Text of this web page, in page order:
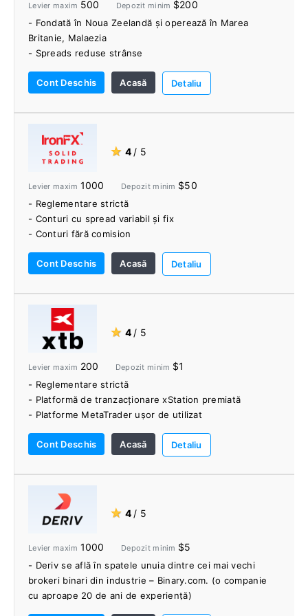
criptomonede.
Levier maxim 500 Depozit minim $200
- Fondată în Noua Zeelandă și operează în Marea
Britanie, Malaezia
- Spreads reduse strânse
amănuntul
- Număr mare de moduri de a reumple și de a retrage
fonduri
depunerea de fonduri.
- Sprijiniți comerțul social
Cont Deschis Acasă Detaliu
★ 4 / 5
Levier maxim 1000 Depozit minim $50
- Reglementare strictă
- Conturi cu spread variabil și fix
- Conturi fără comision
- Aplicația IronFX Research
- Gamă bună de perechi valutare forex
- Metode multiple de depunere/retragere
- Fonduri separate ale clienților
- Schimb IronFX Crypto
- Asistență excelentă pentru clienți
Cont Deschis Acasă Detaliu
★ 4 / 5
Levier maxim 200 Depozit minim $1
- Reglementare strictă
- Platformă de tranzacționare xStation premiată
- Platforme MetaTrader ușor de utilizat
acțiuni
- Spread-uri strânse și viteze rapide de execuție a
tranzacțiilor
- Manager de cont personal dedicat
- Academia de comerț
- Analiza sentimentelor și alte instrumente utile de
tranzacționare
- Depozit minim de 1 USD
- Asistență clienți 24/5
Cont Deschis Acasă Detaliu
★ 4 / 5
Levier maxim 1000 Depozit minim $5
- Deriv se află în spatele unuia dintre cei mai vechi
brokeri binari din industrie – Binary.com. (o companie
cu aproape 20 de ani de experiență)